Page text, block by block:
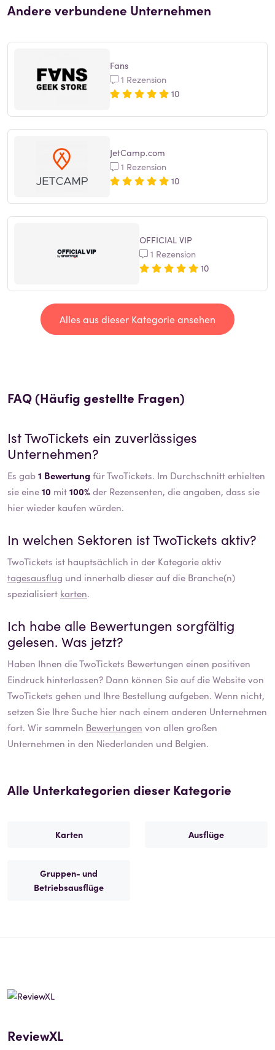
Andere verbundene Unternehmen
Fans
1 Rezension
10
JetCamp.com
1 Rezension
10
OFFICIAL VIP
1 Rezension
10
Alles aus dieser Kategorie ansehen
FAQ (Häufig gestellte Fragen)
IstTwoTickets ein zuverlässiges
Unternehmen?
Es gab1 Bewertungfür TwoTickets. Im Durchschnitt erhielten
sie eine10 mit100% der Rezensenten, die angaben, dass sie
hier wieder kaufen würden.
In welchen Sektoren istTwoTickets aktiv?
TwoTickets ist hauptsächlich in der Kategorie aktiv
tagesausflug und innerhalb dieser auf die Branche(n)
spezialisiert karten.
Ich habe alle Bewertungen sorgfältig
gelesen. Was jetzt?
Haben Ihnen dieTwoTickets Bewertungen einen positiven
Eindruck hinterlassen? Dann können Sie auf die Website von
TwoTickets gehen und Ihre Bestellung aufgeben. Wenn nicht,
setzen Sie Ihre Suche hier nach einem anderen Unternehmen
fort. Wir sammeln Bewertungen von allen großen
Unternehmen in den Niederlanden und Belgien.
Alle Unterkategorien dieser Kategorie
Karten Ausflüge
Gruppen- und
Betriebsausflüge
ReviewXL